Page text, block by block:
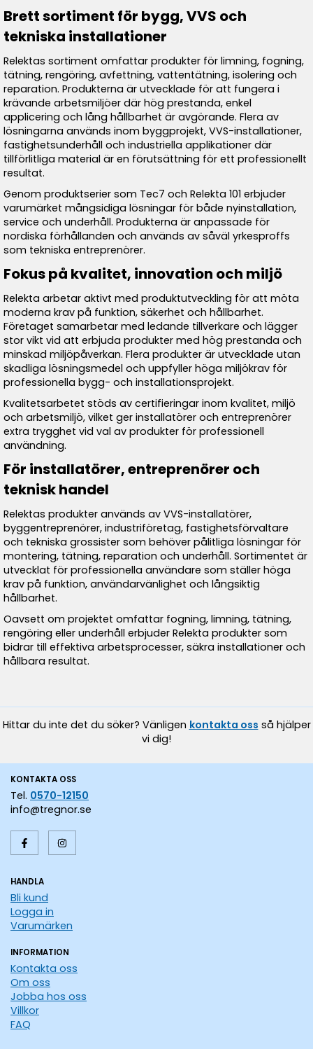
Brett sortiment för bygg, VVS och
tekniska installationer
Relektas sortiment omfattar produkter för limning, fogning,
tätning, rengöring, avfettning, vattentätning, isolering och
reparation. Produkterna är utvecklade för att fungera i
krävande arbetsmiljöer där hög prestanda, enkel
applicering och lång hållbarhet är avgörande. Flera av
lösningarna används inom byggprojekt, VVS-installationer,
fastighetsunderhåll och industriella applikationer där
tillförlitliga material är en förutsättning för ett professionellt
resultat.
Genom produktserier som Tec7 och Relekta 101 erbjuder
varumärket mångsidiga lösningar för både nyinstallation,
service och underhåll. Produkterna är anpassade för
nordiska förhållanden och används av såväl yrkesproffs
som tekniska entreprenörer.
Fokus på kvalitet, innovation och miljö
Relekta arbetar aktivt med produktutveckling för att möta
moderna krav på funktion, säkerhet och hållbarhet.
Företaget samarbetar med ledande tillverkare och lägger
stor vikt vid att erbjuda produkter med hög prestanda och
minskad miljöpåverkan. Flera produkter är utvecklade utan
skadliga lösningsmedel och uppfyller höga miljökrav för
professionella bygg- och installationsprojekt.
Kvalitetsarbetet stöds av certifieringar inom kvalitet, miljö
och arbetsmiljö, vilket ger installatörer och entreprenörer
extra trygghet vid val av produkter för professionell
användning.
För installatörer, entreprenörer och
teknisk handel
Relektas produkter används av VVS-installatörer,
byggentreprenörer, industriföretag, fastighetsförvaltare
och tekniska grossister som behöver pålitliga lösningar för
montering, tätning, reparation och underhåll. Sortimentet är
utvecklat för professionella användare som ställer höga
krav på funktion, användarvänlighet och långsiktig
hållbarhet.
Oavsett om projektet omfattar fogning, limning, tätning,
rengöring eller underhåll erbjuder Relekta produkter som
bidrar till effektiva arbetsprocesser, säkra installationer och
hållbara resultat.
Hittar du inte det du söker? Vänligen kontakta oss så hjälper
vi dig!
KONTAKTA OSS
Tel. 0570-12150
info@tregnor.se
HANDLA
Bli kund
Logga in
Varumärken
INFORMATION
Kontakta oss
Om oss
Jobba hos oss
Villkor
FAQ